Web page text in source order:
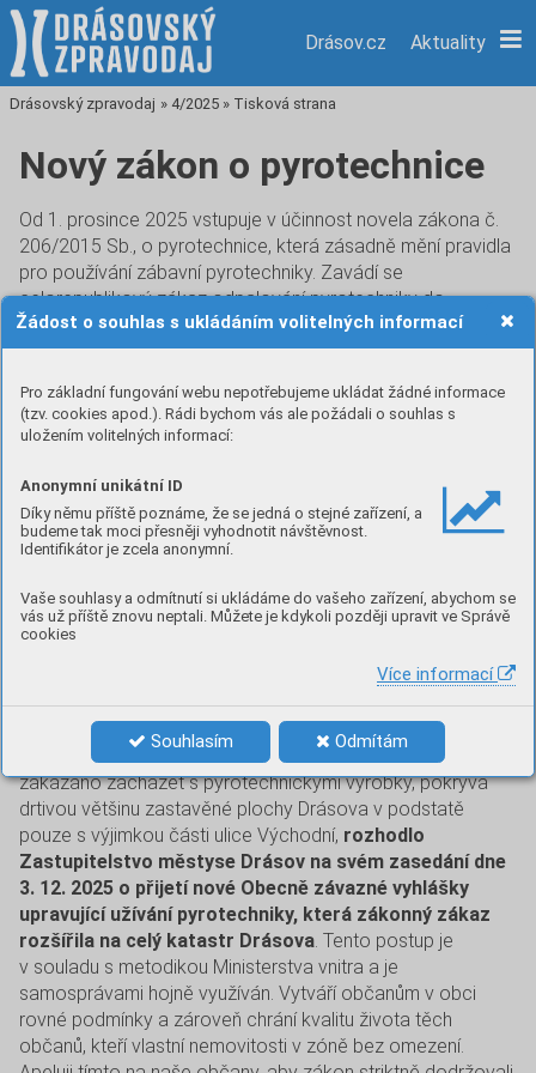
Žádost o souhlas s ukládáním volitelných informací
Pro základní fungování webu nepotřebujeme ukládat žádné informace
(tzv. cookies apod.). Rádi bychom vás ale požádali o souhlas s
uložením volitelných informací:
Anonymní unikátní ID
Díky němu příště poznáme, že se jedná o stejné zařízení, a
budeme tak moci přesněji vyhodnotit návštěvnost.
Identifikátor je zcela anonymní.
Vaše souhlasy a odmítnutí si ukládáme do vašeho zařízení, abychom se
vás už příště znovu neptali. Můžete je kdykoli později upravit ve Správě
cookies
Více informací
Souhlasím Odmítám
Drásov.cz Aktuality
Drásovský zpravodaj » 4/2025 » Tisková strana
Nový zákon o pyrotechnice
Od 1. prosince 2025 vstupuje v účinnost novela zákona č.
206/2015 Sb., o pyrotechnice, která zásadně mění pravidla
pro používání zábavní pyrotechniky. Zavádí se
celorepublikový zákaz odpalování pyrotechniky do
vzdálenosti 250 metrů od tzv. chráněných objektů a míst –
např. nemocnice a léčebny s lůžkovou péčí, domovy pro
registrované chovy zvířat a další zařízení, která určí
Ministerstvo zemědělství. Kategorie F1 (malá zábavní
nebo malé fontány.
Ministerstvo zemědělství vyhotovilomapovou aplikaci, do
které vložilo všechny registrované chovy. Mapa obsahuje
výrobky s výjimkou kategorie F1 podle § 35 zákona č.
344/2025 Sb., kterým se mění zákon č. 206/ /2015 Sb.,
některých zákonů (zákon o pyrotechnice), ve znění
pozdějších předpisů a další související zákony. Účinnost
zón s omezeným používáním pyrotechniky je stanovena od
1. 12. 2025. Vzhledem k tomu, že mapa zón, ve kterých je
zakázáno zacházet s pyrotechnickými výrobky, pokrývá
drtivou většinu zastavěné plochy Drásova v podstatě
pouze s výjimkou části ulice Východní, rozhodlo
Zastupitelstvo městyse Drásov na svém zasedání dne
3. 12. 2025 o přijetí nové Obecně závazné vyhlášky
upravující užívání pyrotechniky, která zákonný zákaz
rozšířila na celý katastr Drásova. Tento postup je
v souladu s metodikou Ministerstva vnitra a je
samosprávami hojně využíván. Vytváří občanům v obci
rovné podmínky a zároveň chrání kvalitu života těch
občanů, kteří vlastní nemovitosti v zóně bez omezení.